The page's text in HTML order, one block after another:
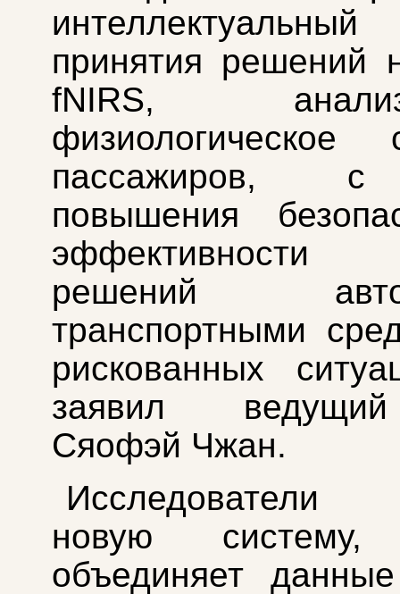
интеллектуальный
принятия решений
fNIRS,
физиологическое
пассажиров,
повышения
эффективности
решений
транспортными
рискованных
заявил
Сяофэй Чжан.
Исследователи
новую систему,
объединяет